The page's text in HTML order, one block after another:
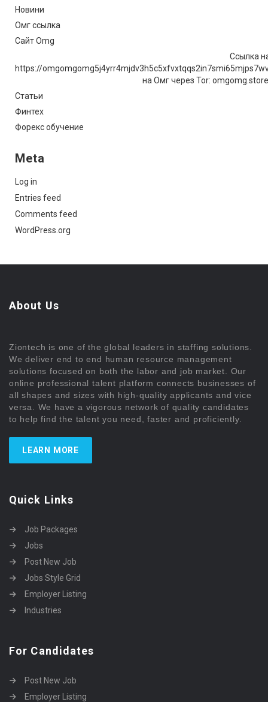
Новини
Омг ссылка
Сайт Omg
Ссылка
https://
на Омг через Tor:
Статьи
Финтех
Форекс обучение
Meta
Log in
Entries feed
Comments feed
WordPress.org
About Us
Ziontech is one of the global leaders in staffing solutions.
We deliver end to end human resource management
solutions focused on both the labor and job market. Our
online professional talent platform connects businesses of
all shapes and sizes with high-quality applicants and vice
versa. We have a vigorous network of quality candidates
to help find the talent you need, faster and proficiently.
LEARN MORE
Quick Links
Job Packages
Jobs
Post New Job
Jobs Style Grid
Employer Listing
Industries
For Candidates
Post New Job
Employer Listing